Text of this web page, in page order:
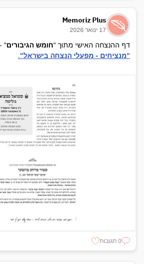
Memoriz Plus
17 ינואר 2026
דף ההנצחה האישי מתוך "חומש הגיבורים"
"מנציחים - מפעלי הנצחה בישראל".
0 תגובות